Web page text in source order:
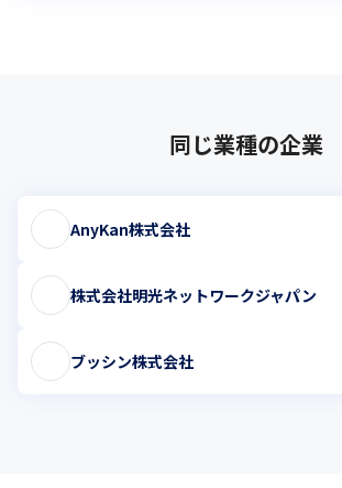
同じ業種の企業
AnyKan株式会社
株式会社明光ネットワークジャパン
ブッシン株式会社